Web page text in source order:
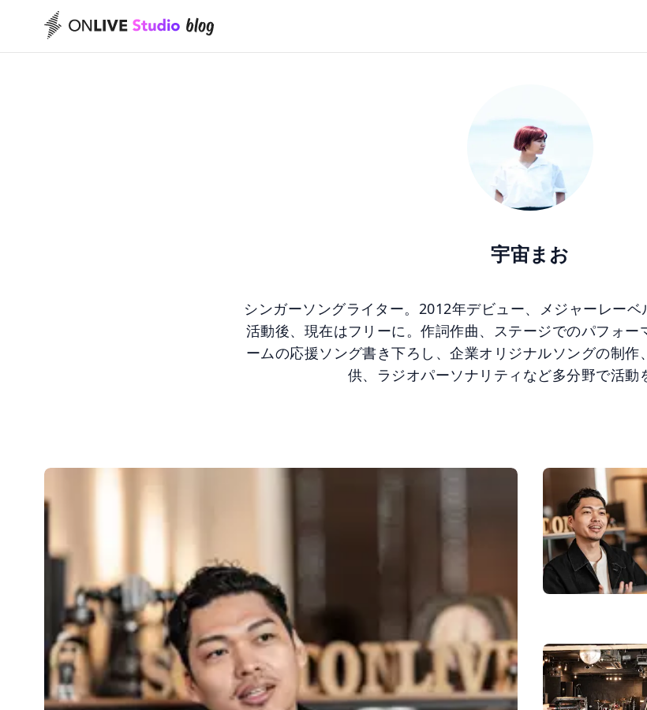
宇宙まお
シンガーソングライター。2012年デビュー、メジャーレー
活動後、現在はフリーに。作詞作曲、ステージでのパフォー
ームの応援ソング書き下ろし、企業オリジナルソングの制作
供、ラジオパーソナリティなど多分野で活動